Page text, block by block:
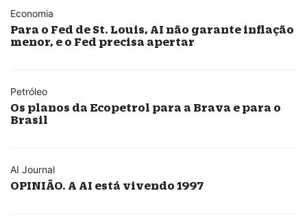
Economia
Para o Fed de St. Louis, AI não garante inflação
menor, e o Fed precisa apertar
Petróleo
Os planos da Ecopetrol para a Brava e para o
Brasil
AI Journal
OPINIÃO. A AI está vivendo 1997